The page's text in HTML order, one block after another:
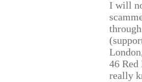
I will
46 Red
really